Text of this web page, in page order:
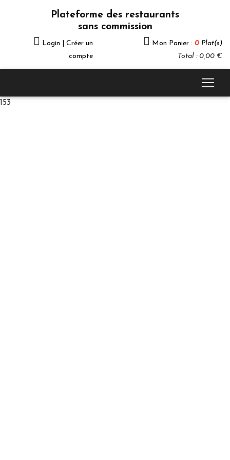
Plateforme des restaurants
sans commission
Login | Créer un
compte
Mon Panier : 0 Plat(s)
Total : 0,00 €
153